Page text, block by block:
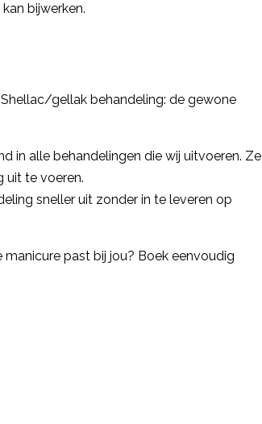
bijwerken.
gellak behandeling: de gewone
in alle behandelingen die wij uitvoeren. Ze
uit te voeren.
sneller uit zonder in te leveren op
past bij jou? Boek eenvoudig